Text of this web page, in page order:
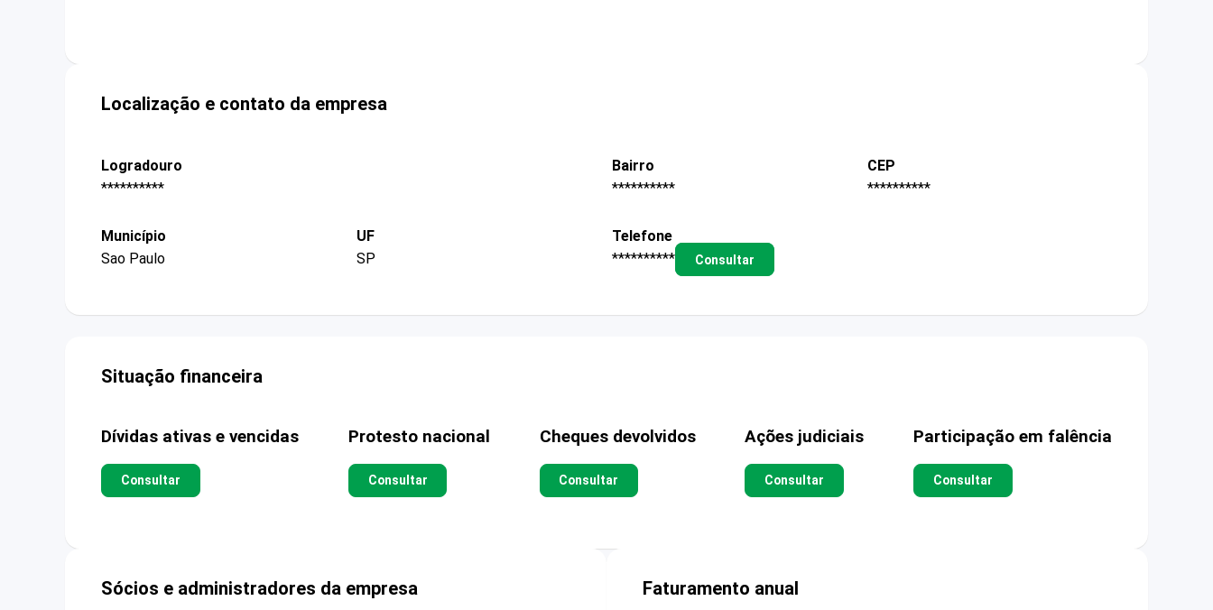
Localização e contato da empresa
Logradouro
**********
Bairro
**********
CEP
**********
Município
Sao Paulo
UF
SP
Telefone
**********
Consultar
Situação financeira
Dívidas ativas e vencidas
Consultar
Protesto nacional
Consultar
Cheques devolvidos
Consultar
Ações judiciais
Consultar
Participação em falência
Consultar
Sócios e administradores da empresa Faturamento anual